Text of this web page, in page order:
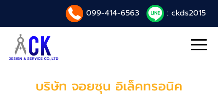
099-414-6563 : ckds2015
บริษัท จอยซุน อิเล็คทรอนิค